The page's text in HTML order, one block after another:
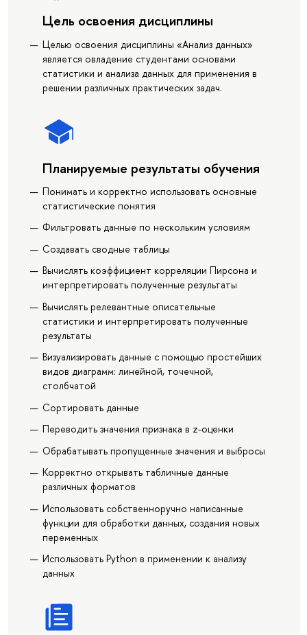
Цель освоения дисциплины
Целью освоения дисциплины «Анализ данных»
является овладение студентами основами
статистики и анализа данных для применения в
решении различных практических задач.
Планируемые результаты обучения
Понимать и корректно использовать основные
статистические понятия
Фильтровать данные по нескольким условиям
Создавать сводные таблицы
Вычислять коэффициент корреляции Пирсона и
интерпретировать полученные результаты
Вычислять релевантные описательные
статистики и интерпретировать полученные
результаты
Визуализировать данные с помощью простейших
видов диаграмм: линейной, точечной,
столбчатой
Сортировать данные
Переводить значения признака в z-оценки
Обрабатывать пропущенные значения и выбросы
Корректно открывать табличные данные
различных форматов
Использовать собственноручно написанные
функции для обработки данных, создания новых
переменных
Использовать Python в применении к анализу
данных